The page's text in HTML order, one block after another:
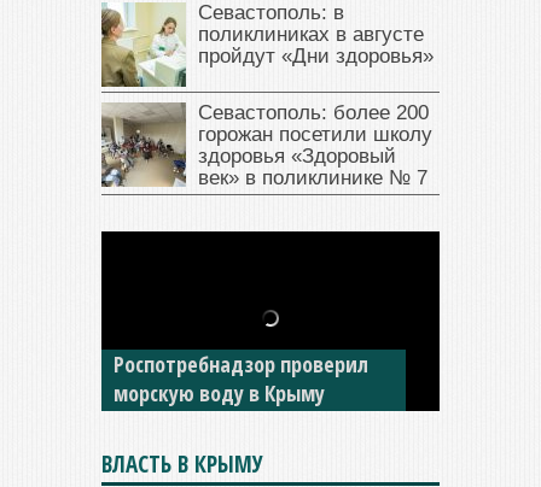
Севастополь: в
поликлиниках в августе
пройдут «Дни здоровья»
Севастополь: более 200
горожан посетили школу
здоровья «Здоровый
век» в поликлинике № 7
В Крыму у жителя Саки
изъяли автомобиль —
накопил долги по штрафам
ГИБДД
ВЛАСТЬ В КРЫМУ